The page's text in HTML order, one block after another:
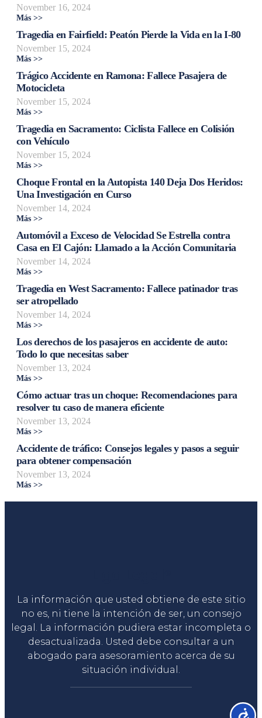
November 16, 2024
Más >>
Tragedia en Fairfield: Peatón Pierde la Vida en la I-80
November 15, 2024
Más >>
Trágico Accidente en Ramona: Fallece Pasajera de
Motocicleta
November 15, 2024
Más >>
Tragedia en Sacramento: Ciclista Fallece en Colisión
con Vehículo
November 15, 2024
Más >>
Choque Frontal en la Autopista 140 Deja Dos Heridos:
Una Investigación en Curso
November 14, 2024
Más >>
Automóvil a Exceso de Velocidad Se Estrella contra
Casa en El Cajón: Llamado a la Acción Comunitaria
November 14, 2024
Más >>
Tragedia en West Sacramento: Fallece patinador tras
ser atropellado
November 14, 2024
Más >>
Los derechos de los pasajeros en accidente de auto:
Todo lo que necesitas saber
November 13, 2024
Más >>
Cómo actuar tras un choque: Recomendaciones para
resolver tu caso de manera eficiente
November 13, 2024
Más >>
Accidente de tráfico: Consejos legales y pasos a seguir
para obtener compensación
November 13, 2024
Más >>
La información que usted obtiene de este sitio
no es, ni tiene la intención de ser, un consejo
legal. La información pudiera estar incompleta o
desactualizada. Usted debe consultar a un
abogado para asesoramiento acerca de su
situación individual.